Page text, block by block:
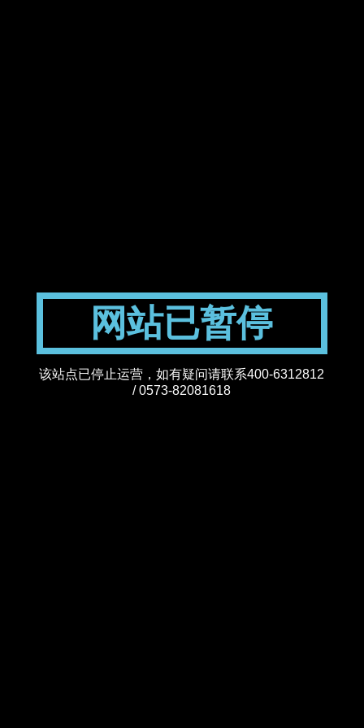
网站已暂停
该站点已停止运营，如有疑问请联系400-6312812
/ 0573-82081618